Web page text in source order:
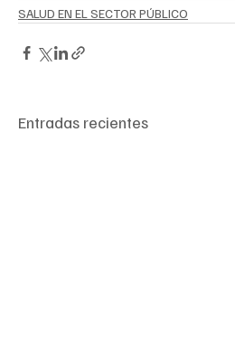
SALUD EN EL SECTOR PÚBLICO
Entradas recientes